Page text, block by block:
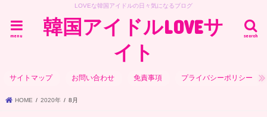
LOVEな韓国アイドルの日々気になるブログ
韓国アイドルLOVEサ
イト
search
menu
サイトマップ お問い合わせ 免責事項 プライバシーポリシー
HOME 2020年 8月